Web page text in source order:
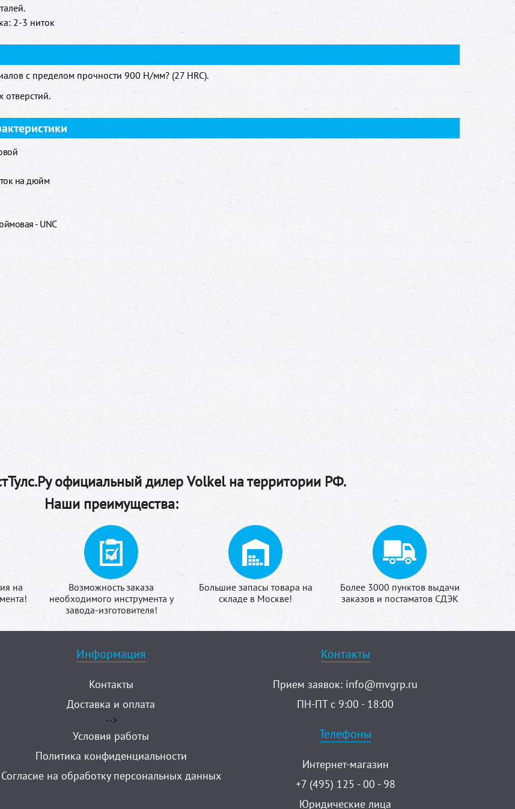
2-3 ниток
с пределом прочности 900 H/мм? (27 HRC).
отверстий.
на дюйм
- UNC
официальный дилер Volkel на территории РФ.
Наши преимущества:
на
Возможность заказа
необходимого инструмента у
завода-изготовителя!
Большие запасы товара на
складе в Москве!
Более 3000 пунктов выдачи
заказов и постаматов СДЭК
Информация
Контакты
Доставка и оплата
-->
Условия работы
Политика конфиденциальности
Согласие на обработку персональных данных
Контакты
Прием заявок: info@mvgrp.ru
ПН-ПТ с 9:00 - 18:00
Телефоны
Интернет-магазин
+7 (495) 125 - 00 - 98
Юридические лица